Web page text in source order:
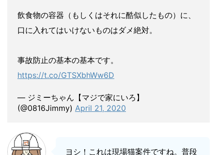
飲食物の容器（もしくはそれに酷似したもの）に、
口に入れてはいけないものはダメ絶対。
事故防止の基本の基本です。
https://t.co/GTSXbhWw6D
— ジミーちゃん【マジで家にいろ】
(@0816Jimmy) April 21, 2020
ヨシ！これは現場猫案件ですね。普段